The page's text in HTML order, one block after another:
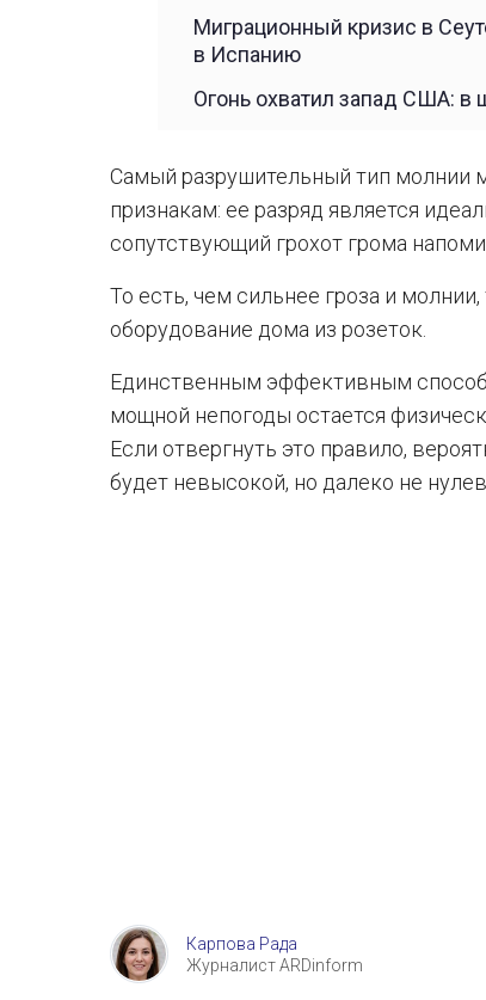
Миграционный кризис в
в Испанию
Огонь охватил запад США: в
Самый разрушительный тип молнии
признакам: ее разряд является
сопутствующий грохот грома
То есть, чем сильнее гроза и
оборудование дома из розеток.
Единственным эффективным
мощной непогоды остается
Если отвергнуть это правило,
будет невысокой, но далеко не
Карпова Рада
Журналист ARDinform